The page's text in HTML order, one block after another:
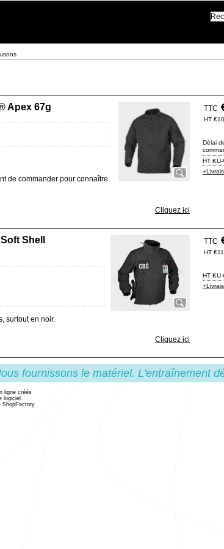
TTC
HT €
Délai
HT KU-
Apex 67g
de commander pour connaître
Cliquez ici
TTC
HT €
HT KU-
Shell
surtout en noir.
Cliquez ici
fournissons le matériel. L'entraînement
ligne créés
logiciel
ShopFactory